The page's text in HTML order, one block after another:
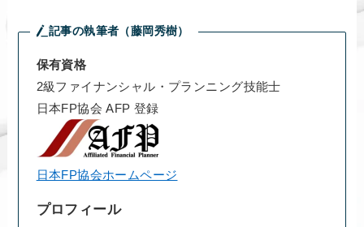
記事の執筆者（藤岡秀樹）
保有資格
2級ファイナンシャル・プランニング技能士
日本FP協会 AFP 登録
日本FP協会ホームページ
プロフィール